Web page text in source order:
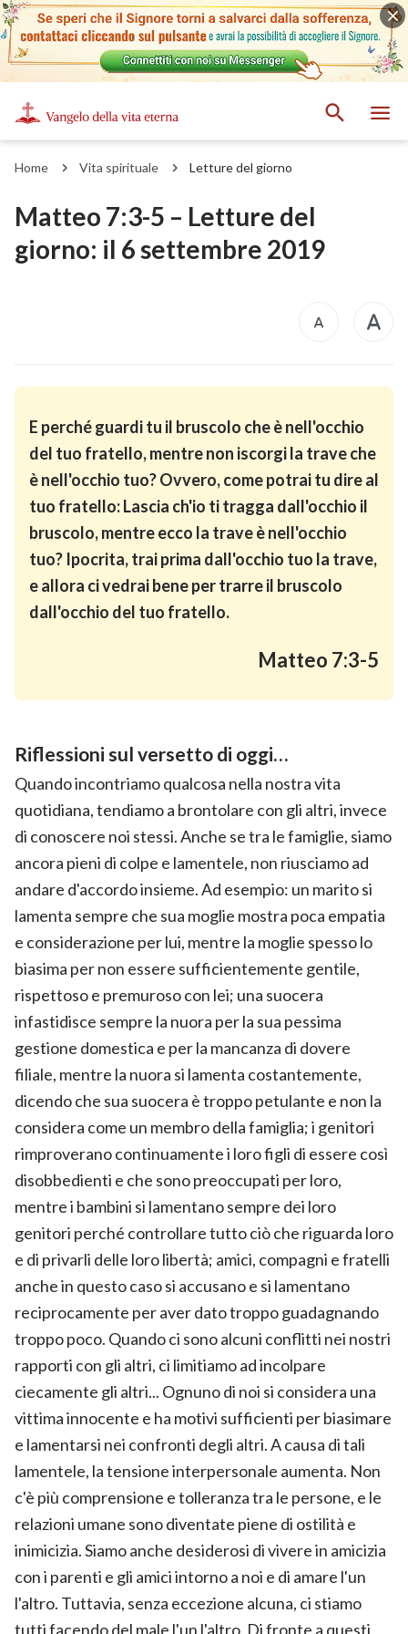
Home Vita spirituale Letture del giorno
Matteo 7:3-5 – Letture del
giorno: il 6 settembre 2019
E perché guardi tu il bruscolo che è nell'occhio
del tuo fratello, mentre non iscorgi la trave che
è nell'occhio tuo? Ovvero, come potrai tu dire al
tuo fratello: Lascia ch'io ti tragga dall'occhio il
bruscolo, mentre ecco la trave è nell'occhio
tuo? Ipocrita, trai prima dall'occhio tuo la trave,
e allora ci vedrai bene per trarre il bruscolo
dall'occhio del tuo fratello.
Matteo 7:3-5
Riflessioni sul versetto di oggi…
Quando incontriamo qualcosa nella nostra vita
quotidiana, tendiamo a brontolare con gli altri, invece
di conoscere noi stessi. Anche se tra le famiglie, siamo
ancora pieni di colpe e lamentele, non riusciamo ad
andare d'accordo insieme. Ad esempio: un marito si
lamenta sempre che sua moglie mostra poca empatia
e considerazione per lui, mentre la moglie spesso lo
biasima per non essere sufficientemente gentile,
rispettoso e premuroso con lei; una suocera
infastidisce sempre la nuora per la sua pessima
gestione domestica e per la mancanza di dovere
filiale, mentre la nuora si lamenta costantemente,
dicendo che sua suocera è troppo petulante e non la
considera come un membro della famiglia; i genitori
rimproverano continuamente i loro figli di essere così
disobbedienti e che sono preoccupati per loro,
mentre i bambini si lamentano sempre dei loro
genitori perché controllare tutto ciò che riguarda loro
e di privarli delle loro libertà; amici, compagni e fratelli
anche in questo caso si accusano e si lamentano
reciprocamente per aver dato troppo guadagnando
troppo poco. Quando ci sono alcuni conflitti nei nostri
rapporti con gli altri, ci limitiamo ad incolpare
ciecamente gli altri... Ognuno di noi si considera una
vittima innocente e ha motivi sufficienti per biasimare
e lamentarsi nei confronti degli altri. A causa di tali
lamentele, la tensione interpersonale aumenta. Non
c'è più comprensione e tolleranza tra le persone, e le
relazioni umane sono diventate piene di ostilità e
inimicizia. Siamo anche desiderosi di vivere in amicizia
con i parenti e gli amici intorno a noi e di amare l'un
l'altro. Tuttavia, senza eccezione alcuna, ci stiamo
tutti facendo del male l'un l'altro. Di fronte a questi